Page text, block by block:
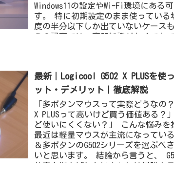
Windows11の設定やWi-Fi環境にある
す。 特に初期設定のまま使っている
度の半分以下しか出ていないケース
この記事では、専門知識がなくてもで
最新｜Logicool G502 X PLUSを使
ット・デメリット｜徹底解説
「多ボタンマウスって実際どうなの
X PLUSって高いけど買う価値ある？
ど使いにくくない？」 こんな悩みを
最近は軽量マウスが主流になってい
＆多ボタンのG502シリーズを選ぶべ
いと思います。 結論から言うと、
効率を爆上げしたい人」には最強ク